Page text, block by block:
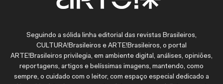
Seguindo a sólida linha editorial das revistas Brasileiros,
CULTURA!Brasileiros e ARTE!Brasileiros, o portal
ARTE!Brasileiros privilegia, em ambiente digital, análises, opiniões,
reportagens, artigos e belíssimas imagens, mantendo, como
sempre, o cuidado com o leitor, com espaço especial dedicado a